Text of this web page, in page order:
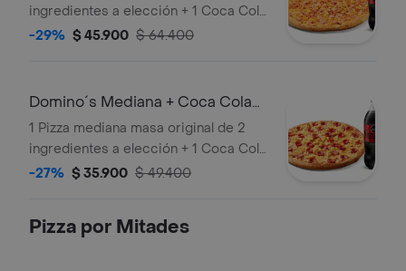
ingredientes a elección + 1 Coca Cola
Zero 1.5lts.
-29% $ 45.900 $ 64.400
Domino´s Mediana + Coca Cola
Zero 1.5lts
1 Pizza mediana masa original de 2
ingredientes a elección + 1 Coca Cola
Zero 1.5lts.
-27% $ 35.900 $ 49.400
Pizza por Mitades